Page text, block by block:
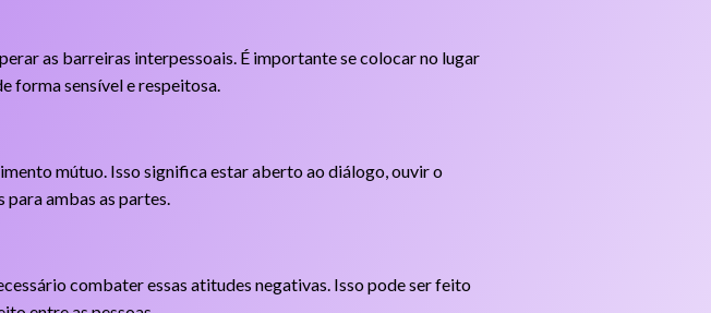
as barreiras interpessoais. É importante se colocar no lugar
forma sensível e respeitosa.
mútuo. Isso significa estar aberto ao diálogo, ouvir o
ambas as partes.
combater essas atitudes negativas. Isso pode ser feito